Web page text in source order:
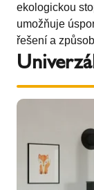
ekologickou
umožňuje
řešení a